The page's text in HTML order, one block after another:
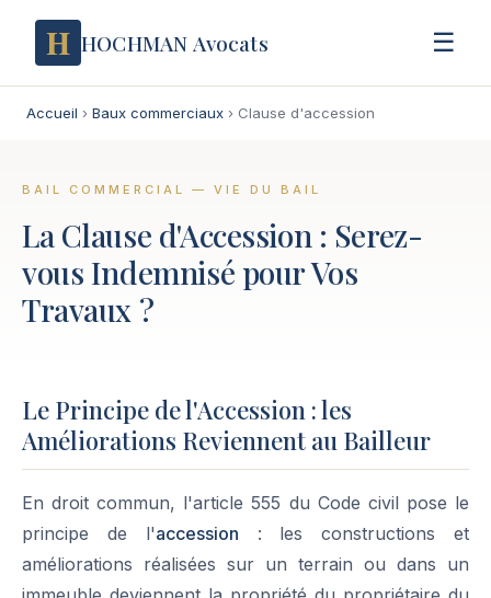
H HOCHMAN Avocats ☰
Accueil › Baux commerciaux › Clause d'accession
BAIL COMMERCIAL — VIE DU BAIL
La Clause d'Accession : Serez-
vous Indemnisé pour Vos
Travaux ?
Le Principe de l'Accession : les
Améliorations Reviennent au Bailleur
En droit commun, l'article 555 du Code civil pose le
principe de l'accession : les constructions et
améliorations réalisées sur un terrain ou dans un